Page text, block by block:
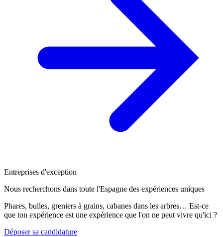
Entreprises d'exception
Nous recherchons dans toute l'Espagne des expériences uniques
Phares, bulles, greniers à grains, cabanes dans les arbres… Est-ce
que ton expérience est une expérience que l'on ne peut vivre qu'ici ?
Déposer sa candidature